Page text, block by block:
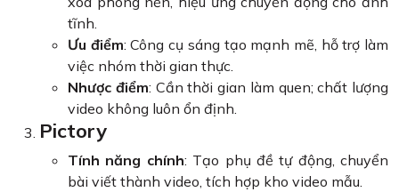
tĩnh.
Ưu điểm: Công cụ sáng tạo mạnh mẽ, hỗ trợ làm
việc nhóm thời gian thực.
Nhược điểm: Cần thời gian làm quen; chất lượng
video không luôn ổn định.
Pictory
Tính năng chính: Tạo phụ đề tự động, chuyển
bài viết thành video, tích hợp kho video mẫu.